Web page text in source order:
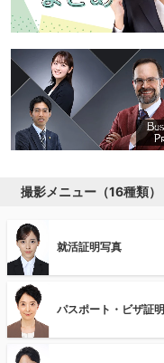
撮影メニュー（16種類）
就活証明写真
パスポート・ビザ証明